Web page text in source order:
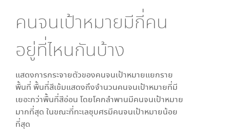
คนจนเป้าหมายมีกี่คน
อยู่ที่ไหนกันบ้าง
แสดงการกระจายตัวของคนจนเป้าหมายแยกราย
พื้นที่ พื้นที่สีเข้มแสดงถึงจำนวนคนจนเป้าหมายที่มี
เยอะกว่าพื้นที่สีอ่อน โดยโคกลำพานมีคนจนเป้าหมาย
มากที่สุด ในขณะที่ทะเลชุบศรมีคนจนเป้าหมายน้อย
ที่สุด